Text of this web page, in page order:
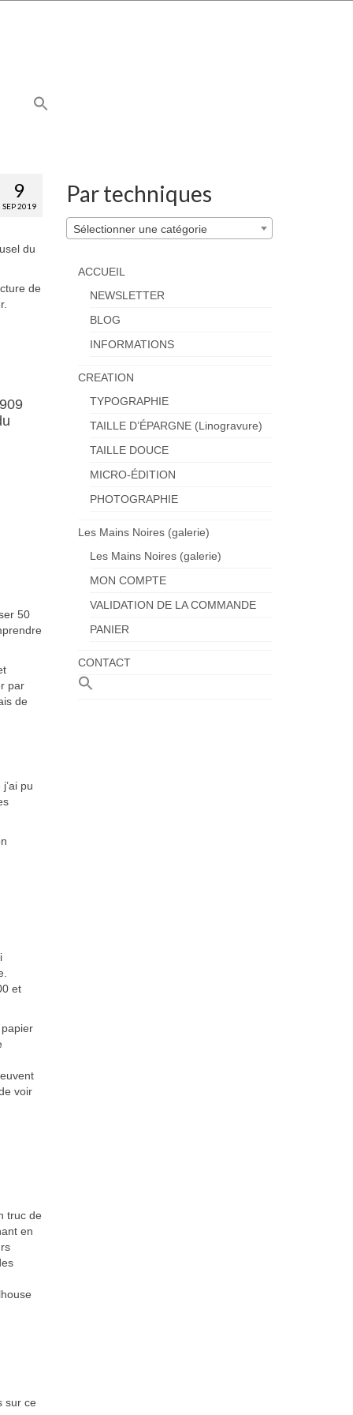
9
SEP 2019
du
de
50
par
de
pu
et
voir
truc de
en
sur ce
Par techniques
Sélectionner une catégorie
ACCUEIL
NEWSLETTER
BLOG
INFORMATIONS
CREATION
TYPOGRAPHIE
TAILLE D’ÉPARGNE (Linogravure)
TAILLE DOUCE
MICRO-ÉDITION
PHOTOGRAPHIE
Les Mains Noires (galerie)
Les Mains Noires (galerie)
MON COMPTE
VALIDATION DE LA COMMANDE
PANIER
CONTACT